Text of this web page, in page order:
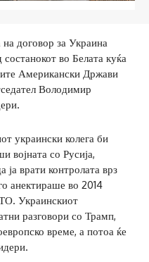
на договор за Украина
состанокот во Белата куќа
Американски Држави
Володимир
украински колега би
војната со Русија,
ја врати контролата врз
анектираше во 2014
Украинскиот
разговори со Трамп,
време, а потоа ќе